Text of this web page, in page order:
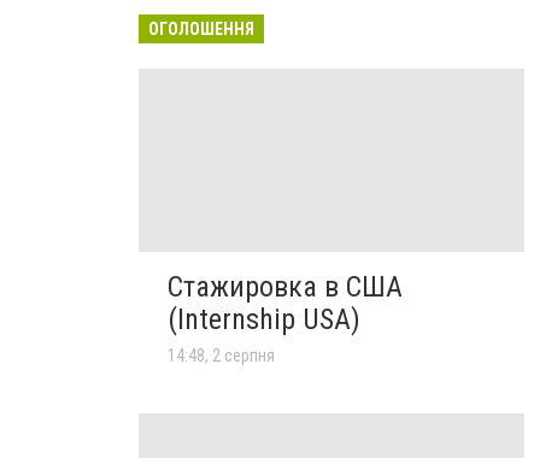
ОГОЛОШЕННЯ
Стажировка в США
(Internship USA)
14:48, 2 серпня